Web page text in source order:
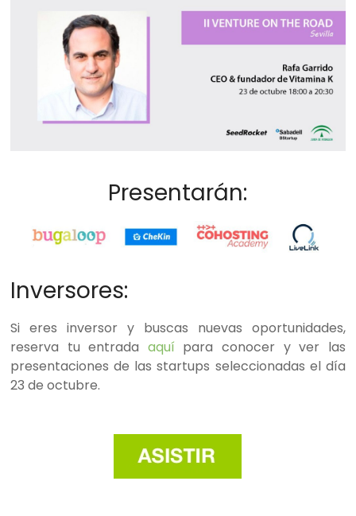
Presentarán:
Inversores:
Si eres inversor y buscas nuevas oportunidades,
reserva tu entrada aquí para conocer y ver las
presentaciones de las startups seleccionadas el día
23 de octubre.